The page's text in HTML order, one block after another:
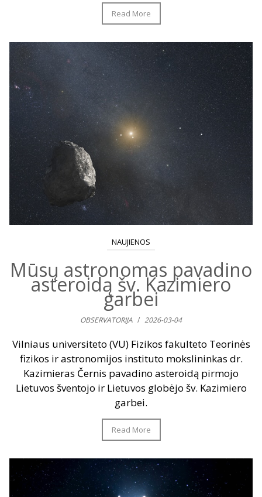
Read More
NAUJIENOS
Mūsų astronomas pavadino
asteroidą šv. Kazimiero
garbei
OBSERVATORIJA / 2026-03-04
Vilniaus universiteto (VU) Fizikos fakulteto Teorinės
fizikos ir astronomijos instituto mokslininkas dr.
Kazimieras Černis pavadino asteroidą pirmojo
Lietuvos šventojo ir Lietuvos globėjo šv. Kazimiero
garbei.
Read More